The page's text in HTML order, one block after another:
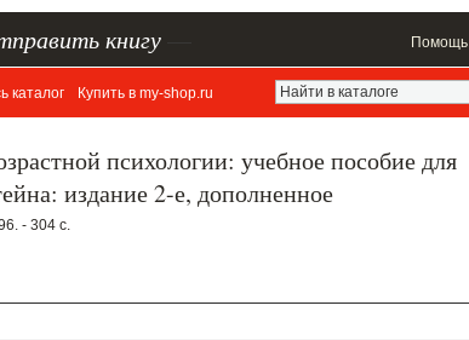
книгу Помощь
каталог Купить в my-shop.ru
психологии: учебное пособие для
издание 2-е, дополненное
- 304 с.